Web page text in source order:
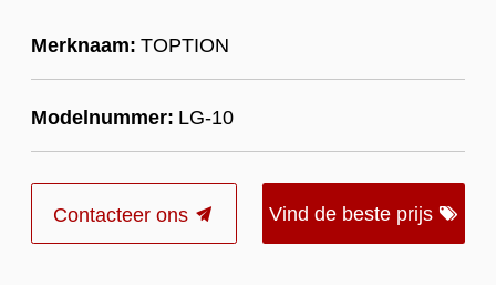
Merknaam: TOPTION
Modelnummer: LG-10
Contacteer ons Vind de beste prijs